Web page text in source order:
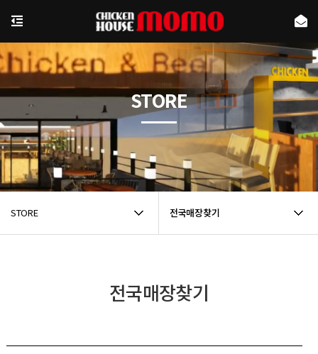
STORE 전국매장찾기
STORE
전국매장찾기